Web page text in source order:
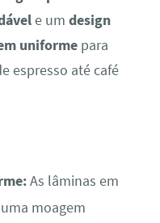
e um design
uniformepara
espresso até café
As lâminas em
moagem